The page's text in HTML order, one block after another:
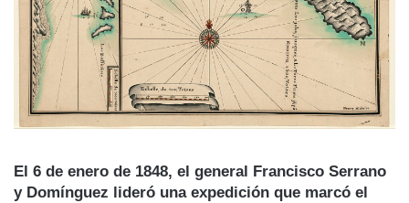
El 6 de enero de 1848, el general Francisco Serrano
y Domínguez lideró una expedición que marcó el